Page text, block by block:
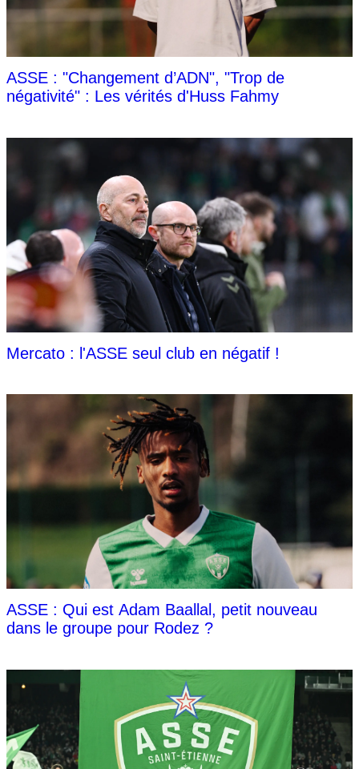
ASSE : "Changement d’ADN", "Trop de
négativité" : Les vérités d'Huss Fahmy
Mercato : l'ASSE seul club en négatif !
ASSE : Qui est Adam Baallal, petit nouveau
dans le groupe pour Rodez ?